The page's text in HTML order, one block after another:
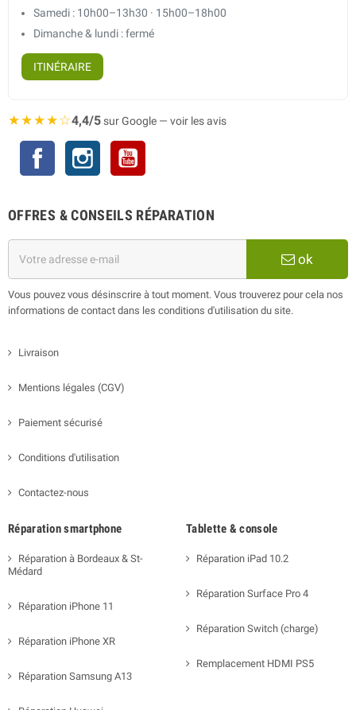
Samedi : 10h00–13h30 · 15h00–18h00
Dimanche & lundi : fermé
ITINÉRAIRE
★★★★☆4,4/5sur Google — voir les avis
Facebook Instagram
OFFRES & CONSEILS RÉPARATION
ok
Vous pouvez vous désinscrire à tout moment. Vous trouverez pour cela nos
informations de contact dans les conditions d'utilisation du site.
Livraison
Mentions légales (CGV)
Paiement sécurisé
Conditions d'utilisation
Contactez-nous
Réparation smartphone
Réparation à Bordeaux & St-
Médard
Réparation iPhone 11
Réparation iPhone XR
Réparation Samsung A13
Tablette & console
Réparation iPad 10.2
Réparation Surface Pro 4
Réparation Switch (charge)
Remplacement HDMI PS5